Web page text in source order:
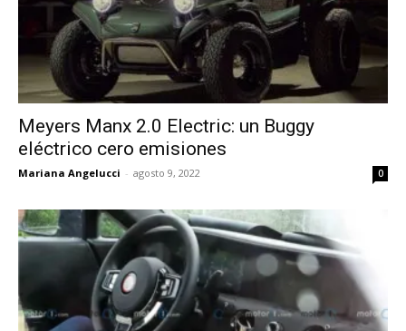
Meyers Manx 2.0 Electric: un Buggy
eléctrico cero emisiones
Mariana Angelucci - agosto 9, 2022 0